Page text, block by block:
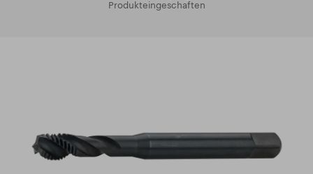
Produkteingeschaften